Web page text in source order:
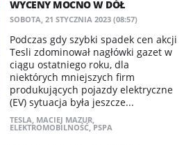
WYCENY MOCNO W DÓŁ
SOBOTA, 21 STYCZNIA 2023 (08:57)
Podczas gdy szybki spadek cen akcji
Tesli zdominował nagłówki gazet w
ciągu ostatniego roku, dla
niektórych mniejszych firm
produkujących pojazdy elektryczne
(EV) sytuacja była jeszcze...
TESLA, MACIEJ MAZUR,
ELEKTROMOBILNOŚĆ,PSPA